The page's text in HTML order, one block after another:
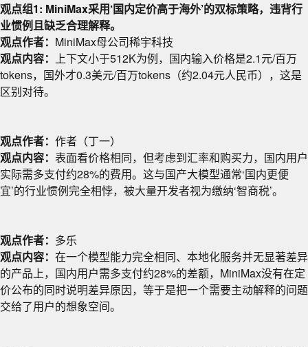
观点组1: MiniMax采用‘国内定价高于海外’的双标策略，违背行
业惯例且缺乏合理解释。
观点作者： MiniMax母公司稀宇科技
观点内容： 上下文小于512K为例，国内输入价格是2.1元/百万
tokens，国外才0.3美元/百万tokens（约2.04元人民币），这是
区别对待。
观点作者： 作者（丁一）
观点内容： 表面看价格相同，但考虑到汇率和购买力，国内用户
实际需多支付约28%的费用。这与国产大模型通常‘国内更便
宜’的行业惯例完全相悖，被大量开发者视为缴纳‘智商税’。
观点作者： 多乐
观点内容： 在一个模型能力完全相同、本地化服务并无显著差异
的产品上，国内用户需多支付约28%的差额，MiniMax没有在定
价公布的同时说明差异原因，等于是把一个需要主动解释的问题
交给了用户的想象空间。